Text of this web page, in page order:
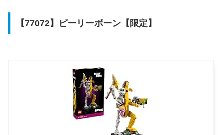
【77072】ピーリーボーン【限定】